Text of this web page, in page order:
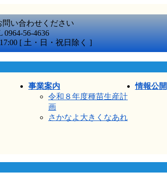
問い合わせください
0964-56-4636
[ 土・日・祝日除く ]
事業案内
令和８年度種苗生産計
画
さかなよ大きくなあれ
情報公開